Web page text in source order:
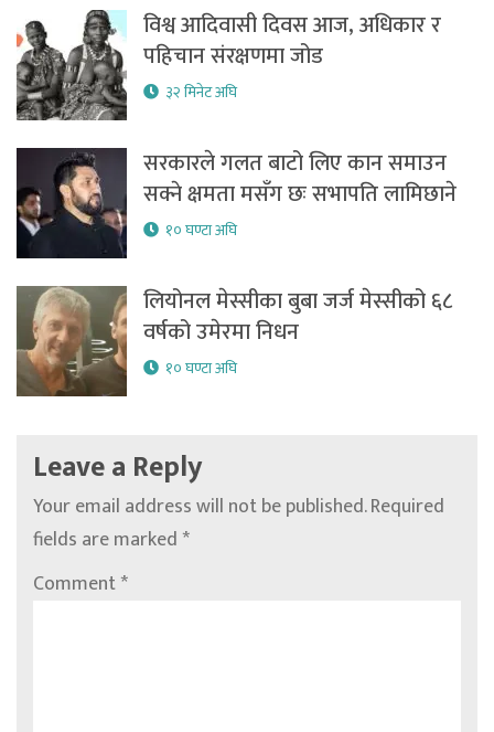
विश्व आदिवासी दिवस आज, अधिकार र
पहिचान संरक्षणमा जोड
३२ मिनेट अघि
सरकारले गलत बाटो लिए कान समाउन
सक्ने क्षमता मसँग छः सभापति लामिछाने
१० घण्टा अघि
लियोनल मेस्सीका बुबा जर्ज मेस्सीको ६८
वर्षको उमेरमा निधन
१० घण्टा अघि
Leave a Reply
Your email address will not be published.Required
fields are marked*
Comment*